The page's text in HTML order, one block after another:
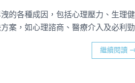
的各種成因，包括心理壓力、生理
案，如心理諮商、醫療介入及必利
繼續閱讀